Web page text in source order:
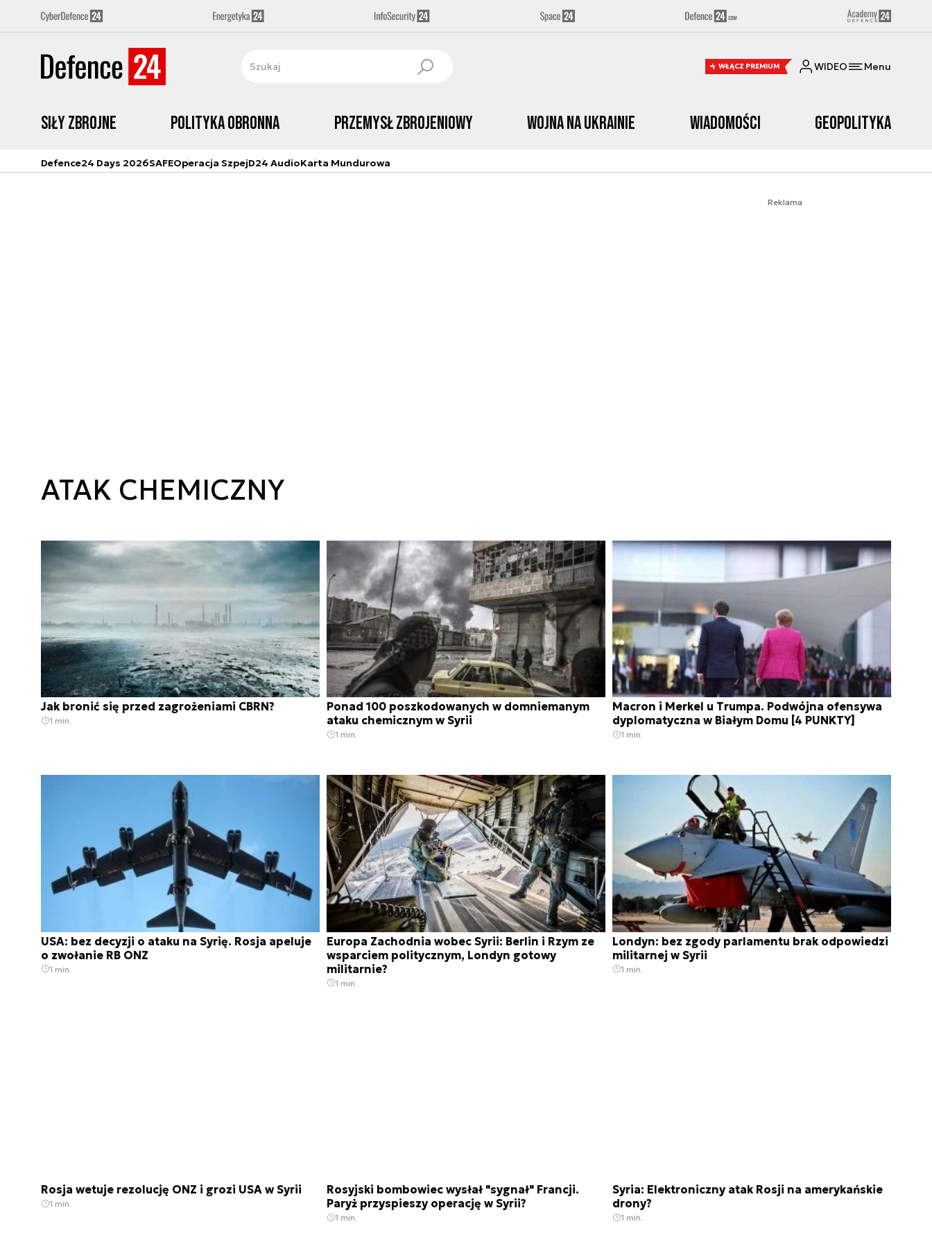
WŁĄCZ PREMIUM WIDEO Menu
Siły zbrojne Polityka obronna Przemysł Zbrojeniowy Wojna na Ukrainie Wiadomości Geopolityka
Defence24 Days 2026SAFEOperacja SzpejD24 AudioKarta Mundurowa
Reklama
ATAK CHEMICZNY
Jak bronić się przed zagrożeniami CBRN?
1 min.
Ponad 100 poszkodowanych w domniemanym
ataku chemicznym w Syrii
1 min.
Macron i Merkel u Trumpa. Podwójna ofensywa
dyplomatyczna w Białym Domu [4 PUNKTY]
1 min.
USA: bez decyzji o ataku na Syrię. Rosja apeluje
o zwołanie RB ONZ
1 min.
Europa Zachodnia wobec Syrii: Berlin i Rzym ze
wsparciem politycznym, Londyn gotowy
militarnie?
1 min.
Londyn: bez zgody parlamentu brak odpowiedzi
militarnej w Syrii
1 min.
Rosja wetuje rezolucję ONZ i grozi USA w Syrii
1 min.
Rosyjski bombowiec wysłał "sygnał" Francji.
Paryż przyspieszy operację w Syrii?
1 min.
Syria: Elektroniczny atak Rosji na amerykańskie
drony?
1 min.